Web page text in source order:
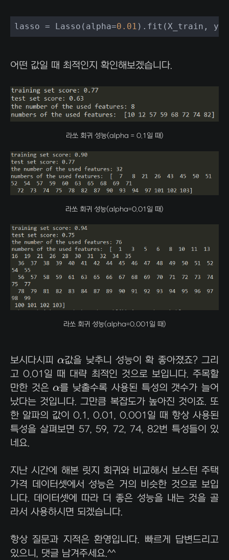
lasso = Lasso(alpha=0.01 ).fit(X_train,
어떤 값일 때 최적인지 확인해보겠습니다.
라쏘 회귀 성능(alpha = 0.1일 때)
라쏘 회귀 성능(alpha=0.01일 때)
라쏘 회귀 성능(alpha=0.001일 때)
보시다시피α
α값을 낮추니 성능이 확 좋아졌죠? 그리
고 0.01일 때 대략 최적인 것으로 보입니다. 주목할
만한 것은α
α를 낮출수록 사용된 특성의 갯수가 늘어
났다는 것입니다. 그만큼 복잡도가 높아진 것이죠. 또
한 알파의 값이 0.1, 0.01, 0.001일 때 항상 사용된
특성을 살펴보면 57, 59, 72, 74, 82번 특성들이 있
네요.
지난 시간에 해본 릿지 회귀와 비교해서 보스턴 주택
가격 데이터셋에서 성능은 거의 비슷한 것으로 보입
니다. 데이터셋에 따라 더 좋은 성능을 내는 것을 골
라서 사용하시면 되겠습니다.
항상 질문과 지적은 환영입니다. 빠르게 답변드리고
있으니, 댓글 남겨주세요.^^